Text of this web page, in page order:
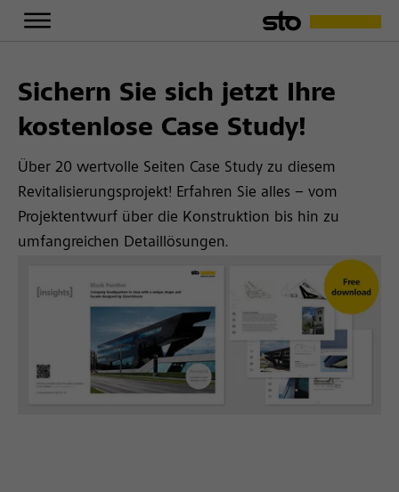
Sichern Sie sich jetzt Ihre
kostenlose Case Study!
Über 20 wertvolle Seiten Case Study zu diesem
Revitalisierungsprojekt! Erfahren Sie alles – vom
Projektentwurf über die Konstruktion bis hin zu
umfangreichen Detaillösungen.